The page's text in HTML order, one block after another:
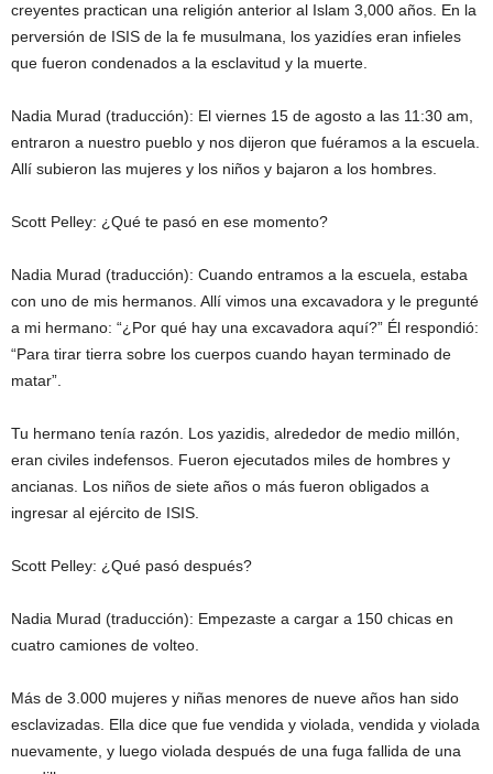
creyentes practican una religión anterior al Islam 3,000 años. En la
perversión de ISIS de la fe musulmana, los yazidíes eran infieles
que fueron condenados a la esclavitud y la muerte.
Nadia Murad (traducción): El viernes 15 de agosto a las 11:30 am,
entraron a nuestro pueblo y nos dijeron que fuéramos a la escuela.
Allí subieron las mujeres y los niños y bajaron a los hombres.
Scott Pelley: ¿Qué te pasó en ese momento?
Nadia Murad (traducción): Cuando entramos a la escuela, estaba
con uno de mis hermanos. Allí vimos una excavadora y le pregunté
a mi hermano: “¿Por qué hay una excavadora aquí?” Él respondió:
“Para tirar tierra sobre los cuerpos cuando hayan terminado de
matar”.
Tu hermano tenía razón. Los yazidis, alrededor de medio millón,
eran civiles indefensos. Fueron ejecutados miles de hombres y
ancianas. Los niños de siete años o más fueron obligados a
ingresar al ejército de ISIS.
Scott Pelley: ¿Qué pasó después?
Nadia Murad (traducción): Empezaste a cargar a 150 chicas en
cuatro camiones de volteo.
Más de 3.000 mujeres y niñas menores de nueve años han sido
esclavizadas. Ella dice que fue vendida y violada, vendida y violada
nuevamente, y luego violada después de una fuga fallida de una